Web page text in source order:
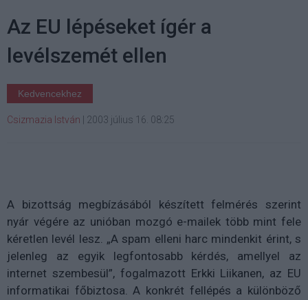
Az EU lépéseket ígér a
levélszemét ellen
Kedvencekhez
Csizmazia István 2003 július 16. 08:25
A bizottság megbízásából készített felmérés szerint
nyár végére az unióban mozgó e-mailek több mint fele
kéretlen levél lesz. „A spam elleni harc mindenkit érint, s
jelenleg az egyik legfontosabb kérdés, amellyel az
internet szembesül”, fogalmazott Erkki Liikanen, az EU
informatikai főbiztosa. A konkrét fellépés a különböző